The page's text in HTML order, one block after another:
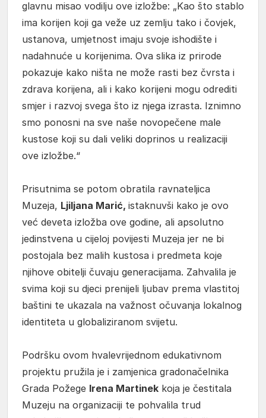
glavnu misao vodilju ove izložbe: „Kao što stablo
ima korijen koji ga veže uz zemlju tako i čovjek,
ustanova, umjetnost imaju svoje ishodište i
nadahnuće u korijenima. Ova slika iz prirode
pokazuje kako ništa ne može rasti bez čvrsta i
zdrava korijena, ali i kako korijeni mogu odrediti
smjer i razvoj svega što iz njega izrasta. Iznimno
smo ponosni na sve naše novopečene male
kustose koji su dali veliki doprinos u realizaciji
ove izložbe.“
Prisutnima se potom obratila ravnateljica
Muzeja, Ljiljana Marić, istaknuvši kako je ovo
već deveta izložba ove godine, ali apsolutno
jedinstvena u cijeloj povijesti Muzeja jer ne bi
postojala bez malih kustosa i predmeta koje
njihove obitelji čuvaju generacijama. Zahvalila je
svima koji su djeci prenijeli ljubav prema vlastitoj
baštini te ukazala na važnost očuvanja lokalnog
identiteta u globaliziranom svijetu.
Podršku ovom hvalevrijednom edukativnom
projektu pružila je i zamjenica gradonačelnika
Grada Požege Irena Martinek koja je čestitala
Muzeju na organizaciji te pohvalila trud